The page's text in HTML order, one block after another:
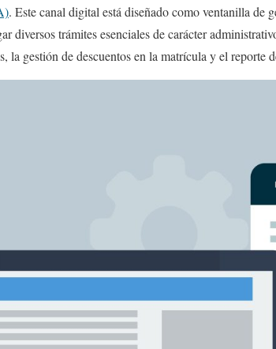
. Este canal digital está diseñado como ventanilla de
diversos trámites esenciales de carácter
la gestión de descuentos en la matrícula y el reporte